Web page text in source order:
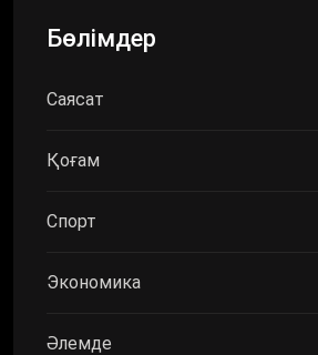
Бөлімдер
Саясат
Қоғам
Спорт
Экономика
Әлемде